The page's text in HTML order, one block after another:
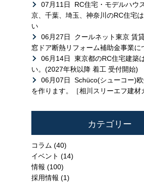
07月11日
RC住宅・モデルハ
京、千葉、埼玉、神奈川のRC住宅
い
06月27日
クールネット東京 賃
窓ドア断熱リフォーム補助金事業に
06月14日
東京都のRC住宅建築
い。(2027年秋以降 着工 受付開始)
06月07日
Schüco(シューコー)
を作ります。［相川スリーエフ建材
カテゴリー
コラム (40)
イベント (14)
情報 (100)
採用情報 (1)